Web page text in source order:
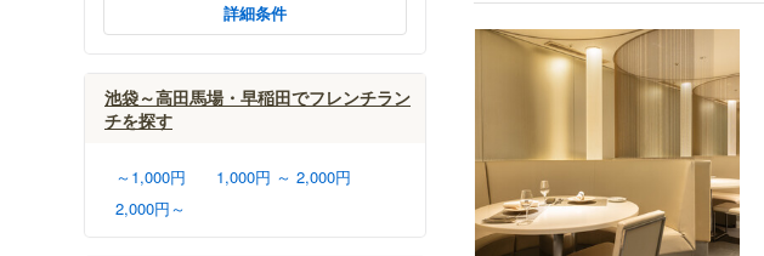
詳細条件
池袋～高田馬場・早稲田でフレンチラン
チを探す
～1,000円
1,000円 ～ 2,000円
2,000円～